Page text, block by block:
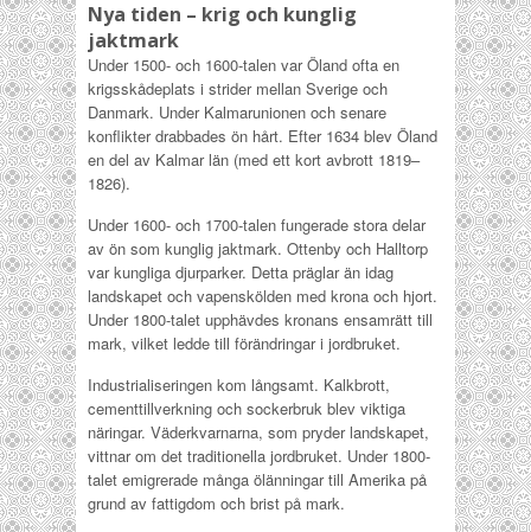
Nya tiden – krig och kunglig
jaktmark
Under 1500- och 1600-talen var Öland ofta en
krigsskådeplats i strider mellan Sverige och
Danmark. Under Kalmarunionen och senare
konflikter drabbades ön hårt. Efter 1634 blev Öland
en del av Kalmar län (med ett kort avbrott 1819–
1826).
Under 1600- och 1700-talen fungerade stora delar
av ön som kunglig jaktmark. Ottenby och Halltorp
var kungliga djurparker. Detta präglar än idag
landskapet och vapenskölden med krona och hjort.
Under 1800-talet upphävdes kronans ensamrätt till
mark, vilket ledde till förändringar i jordbruket.
Industrialiseringen kom långsamt. Kalkbrott,
cementtillverkning och sockerbruk blev viktiga
näringar. Väderkvarnarna, som pryder landskapet,
vittnar om det traditionella jordbruket. Under 1800-
talet emigrerade många ölänningar till Amerika på
grund av fattigdom och brist på mark.